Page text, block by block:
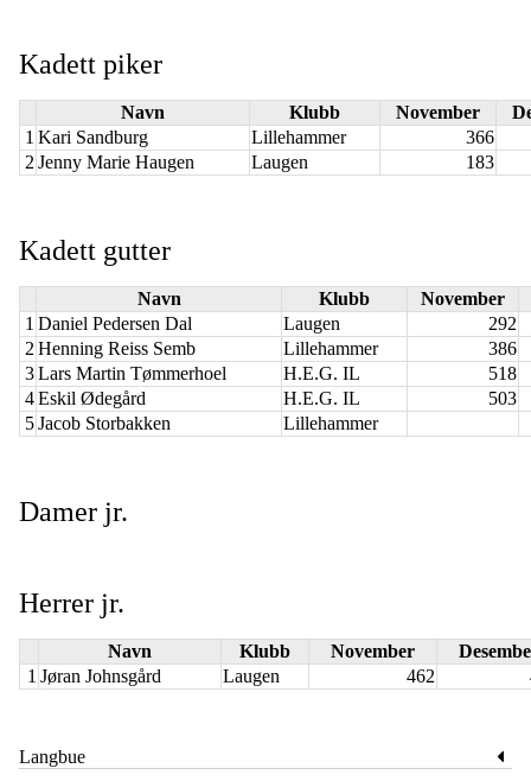
Kadett piker
Navn Klubb November
1 Kari Sandburg Lillehammer
366
2 Jenny Marie Haugen Laugen 183
Kadett gutter
Navn Klubb
November
1 Daniel Pedersen Dal Laugen
292
2 Henning Reiss Semb Lillehammer
386
3Lars Martin Tømmerhoel H.E.G. IL
518
4Eskil Ødegård H.E.G. IL
503
5Jacob Storbakken Lillehammer
Damer jr.
Herrer jr.
Navn Klubb November
1 Jøran Johnsgård Laugen 462
Langbue